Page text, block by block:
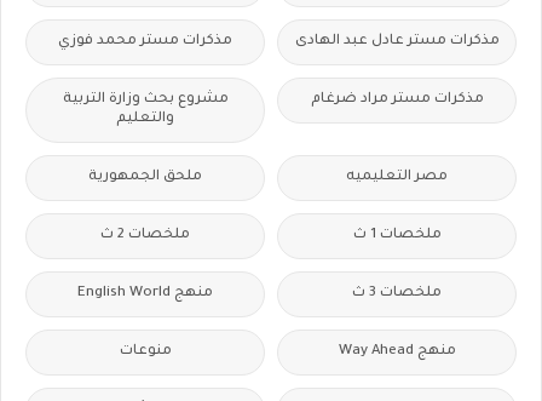
مذكرات مستر عادل عبد الهادى مذكرات مستر محمد فوزي
مذكرات مستر مراد ضرغام
مشروع بحث وزارة التربية
والتعليم
مصر التعليميه ملحق الجمهورية
ملخصات 1 ث ملخصات 2 ث
ملخصات 3 ث منهج English World
منهج Way Ahead منوعات